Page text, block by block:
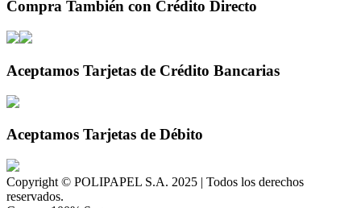
Compra También con Crédito Directo
Aceptamos Tarjetas de Crédito Bancarias
Aceptamos Tarjetas de Débito
Copyright © POLIPAPEL S.A. 2025 | Todos los derechos
reservados.